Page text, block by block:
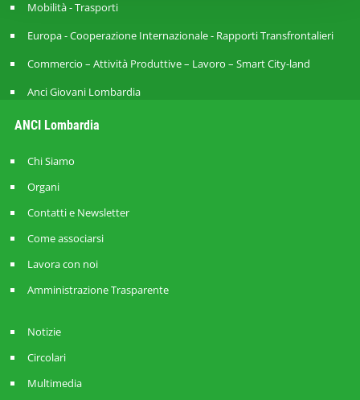
Mobilità - Trasporti
Europa - Cooperazione Internazionale - Rapporti Transfrontalieri
Commercio – Attività Produttive – Lavoro – Smart City-land
Anci Giovani Lombardia
ANCI Lombardia
Chi Siamo
Organi
Contatti e Newsletter
Come associarsi
Lavora con noi
Amministrazione Trasparente
Notizie
Circolari
Multimedia